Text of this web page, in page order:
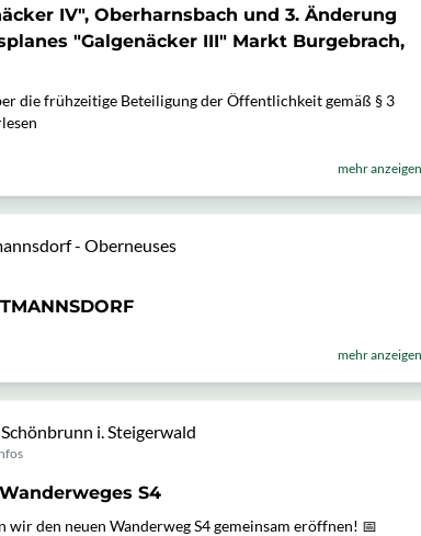
IV", Oberharnsbach und 3. Änderung
"Galgenäcker III" Markt Burgebrach,
die frühzeitige Beteiligung der Öffentlichkeit gemäß § 3
mehr anzeigen
- Oberneuses
mehr anzeigen
i. Steigerwald
S4
wir den neuen Wanderweg S4 gemeinsam eröffnen! 📅